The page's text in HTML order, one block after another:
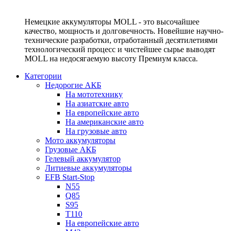
Немецкие аккумуляторы MOLL - это высочайшее
качество, мощность и долговечность. Новейшие научно-
технические разработки, отработанный десятилетиями
технологический процесс и чистейшее сырье выводят
MOLL на недосягаемую высоту Премиум класса.
Категории
Недорогие АКБ
На мототехнику
На азиатские авто
На европейские авто
На американские авто
На грузовые авто
Мото аккумуляторы
Грузовые АКБ
Гелевый аккумулятор
Литиевые аккумуляторы
EFB Start-Stop
N55
Q85
S95
T110
На европейские авто